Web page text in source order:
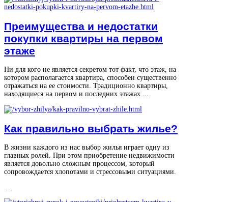
Преимущества и недостатки
покупки квартиры на первом
этаже
Ни для кого не является секретом тот факт, что этаж, на
котором располагается квартира, способен существенно
отражаться на ее стоимости. Традиционно квартиры,
находящиеся на первом и последних этажах ...
Как правильно выбрать жилье?
В жизни каждого из нас выбор жилья играет одну из
главных ролей. При этом приобретение недвижимости
является довольно сложным процессом, который
сопровождается хлопотами и стрессовыми ситуациями.
...